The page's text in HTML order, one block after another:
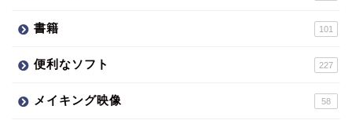
書籍 101
便利なソフト 227
メイキング映像 58